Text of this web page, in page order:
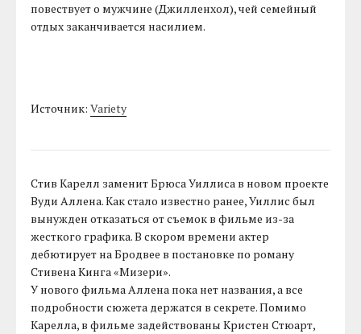
повествует о мужчине (Джилленхол), чей семейный
отдых заканчивается насилием.
Источник:Variety
Стив Карелл заменит Брюса Уиллиса в новом проекте
Вуди Аллена. Как стало известно ранее, Уиллис был
вынужден отказаться от съемок в фильме из-за
жесткого графика. В скором времени актер
дебютирует на Бродвее в постановке по роману
Стивена Кинга «Мизери».
У нового фильма Аллена пока нет названия, а все
подробности сюжета держатся в секрете. Помимо
Карелла, в фильме задействованы Кристен Стюарт,